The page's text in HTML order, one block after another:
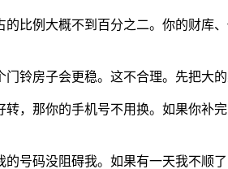
比例大概不到百分之二。你的财
铃房子会更稳。这不合理。先把大的
，那你的手机号不用换。如果你
号码没阻碍我。如果有一天我不